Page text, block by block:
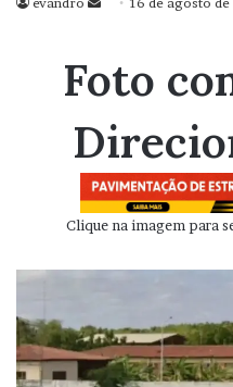
mail
Foto
Clique na imagem para